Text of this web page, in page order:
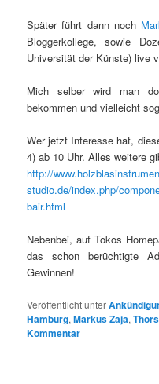
Später führt dann noch
Bloggerkollege, sowie
Universität der Künste) live
Mich selber wird man
bekommen und vielleicht
Wer jetzt Interesse hat,
4) ab 10 Uhr. Alles weitere
http://
studio.de/index.php/
bair.html
Nebenbei, auf Tokos
das schon berüchtigte
Gewinnen!
Veröffentlicht unter
Hamburg,Markus Zaja,
Kommentar